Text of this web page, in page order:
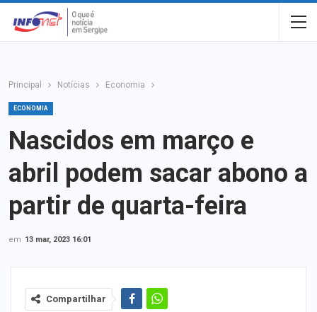
Principal Notícias Economia
ECONOMIA
Nascidos em março e
abril podem sacar abono a
partir de quarta-feira
em 13 mar, 2023 16:01
Compartilhar